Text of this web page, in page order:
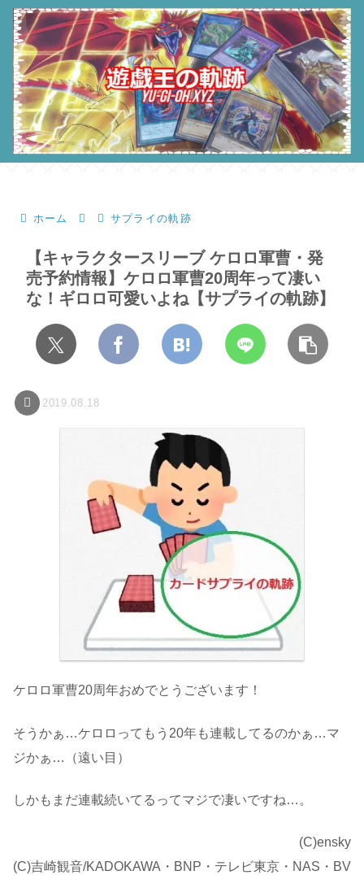
ホーム サプライの軌跡
【キャラクタースリーブ ケロロ軍曹・発
売予約情報】ケロロ軍曹20周年って凄い
な！ギロロ可愛いよね【サプライの軌跡】
2019.08.18
ケロロ軍曹20周年おめでとうございます！
そうかぁ…ケロロってもう20年も連載してるのかぁ…マ
ジかぁ…（遠い目）
しかもまだ連載続いてるってマジで凄いですね…。
(C)ensky
(C)吉崎観音/KADOKAWA・BNP・テレビ東京・NAS・BV